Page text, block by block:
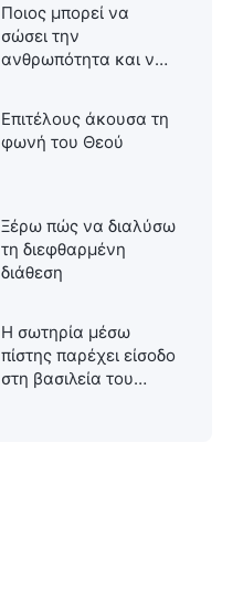
Ποιος μπορεί να
σώσει την
ανθρωπότητα και να
Επιτέλους άκουσα τη
φωνή του Θεού
Ξέρω πώς να διαλύσω
τη διεφθαρμένη
διάθεση
Η σωτηρία μέσω
πίστης παρέχει είσοδο
στη βασιλεία του